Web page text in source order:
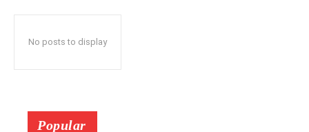
No posts to display
Popular